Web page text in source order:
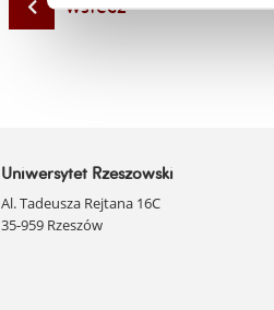
wstecz
Uniwersytet Rzeszowski
Al. Tadeusza Rejtana 16C
35-959 Rzeszów